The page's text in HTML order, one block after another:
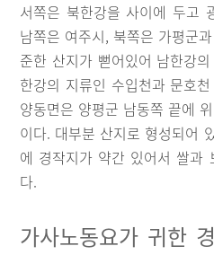
서쪽은 북한강을 사이에 두고
남쪽은 여주시, 북쪽은 가평군
준한 산지가 뻗어있어 남한강
한강의 지류인 수입천과 문호
양동면은 양평군 남동쪽 끝에
이다. 대부분 산지로 형성되어
에 경작지가 약간 있어서 쌀과
다.
가사노동요가 귀한